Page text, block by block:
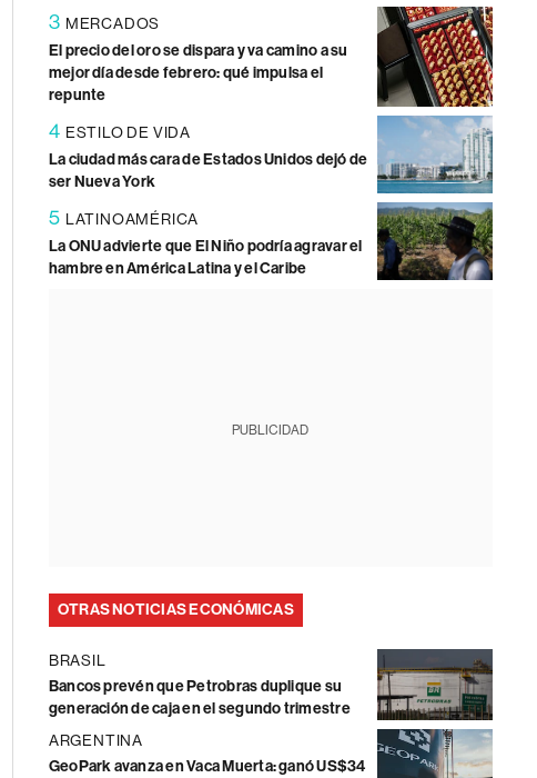
3 MERCADOS
El precio del oro se dispara y va camino a su
mejor día desde febrero: qué impulsa el
repunte
4 ESTILO DE VIDA
La ciudad más cara de Estados Unidos dejó de
ser Nueva York
5 LATINOAMÉRICA
La ONU advierte que El Niño podría agravar el
hambre en América Latina y el Caribe
PUBLICIDAD
OTRAS NOTICIAS ECONÓMICAS
BRASIL
Bancos prevén que Petrobras duplique su
generación de caja en el segundo trimestre
ARGENTINA
GeoPark avanza en Vaca Muerta: ganó US$34